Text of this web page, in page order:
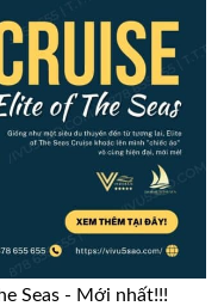
Seas - Mới nhất!!!